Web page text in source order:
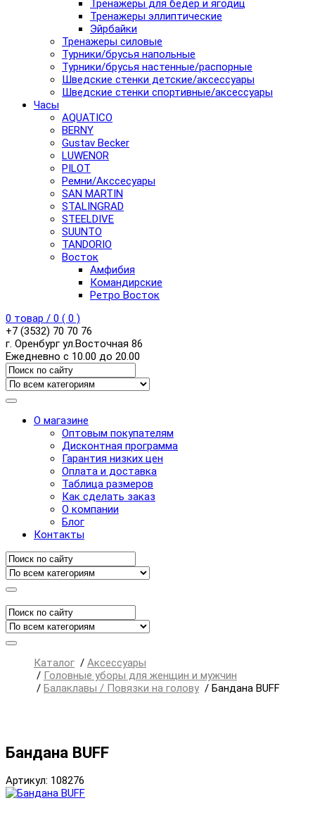
Тренажеры для бедер и ягодиц
Тренажеры эллиптические
Эйрбайки
Тренажеры силовые
Турники/брусья напольные
Турники/брусья настенные/распорные
Шведские стенки детские/аксессуары
Шведские стенки спортивные/аксессуары
Часы
AQUATICO
BERNY
Gustav Becker
LUWENOR
PILOT
Pемни/Акссесуары
SAN MARTIN
STALINGRAD
STEELDIVE
SUUNTO
TANDORIO
Восток
Амфибия
Командирские
Ретро Восток
0 товар / 0 ( 0 )
+7 (3532) 70 70 76
г. Оренбург ул.Восточная 86
Ежедневно с 10.00 до 20.00
О магазине
Оптовым покупателям
Дисконтная программа
Гарантия низких цен
Оплата и доставка
Таблица размеров
Как сделать заказ
О компании
Блог
Контакты
Каталог / Аксессуары
/ Головные уборы для женщин и мужчин
/ Балаклавы / Повязки на голову / Бандана BUFF
Бандана BUFF
Артикул: 108276